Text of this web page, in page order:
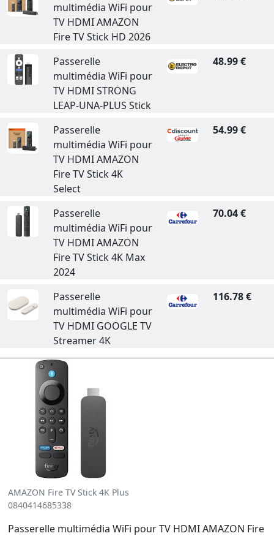
multimédia WiFi pour
TV HDMI AMAZON
Fire TV Stick HD 2026
Passerelle
multimédia WiFi pour
TV HDMI STRONG
LEAP-UNA-PLUS Stick
48.99 €
Passerelle
multimédia WiFi pour
TV HDMI AMAZON
Fire TV Stick 4K
Select
54.99 €
Passerelle
multimédia WiFi pour
TV HDMI AMAZON
Fire TV Stick 4K Max
2024
70.04 €
Passerelle
multimédia WiFi pour
TV HDMI GOOGLE TV
Streamer 4K
116.78 €
AMAZON Fire TV Stick 4K Plus
0840414685338
Passerelle multimédia WiFi pour TV HDMI AMAZON Fire